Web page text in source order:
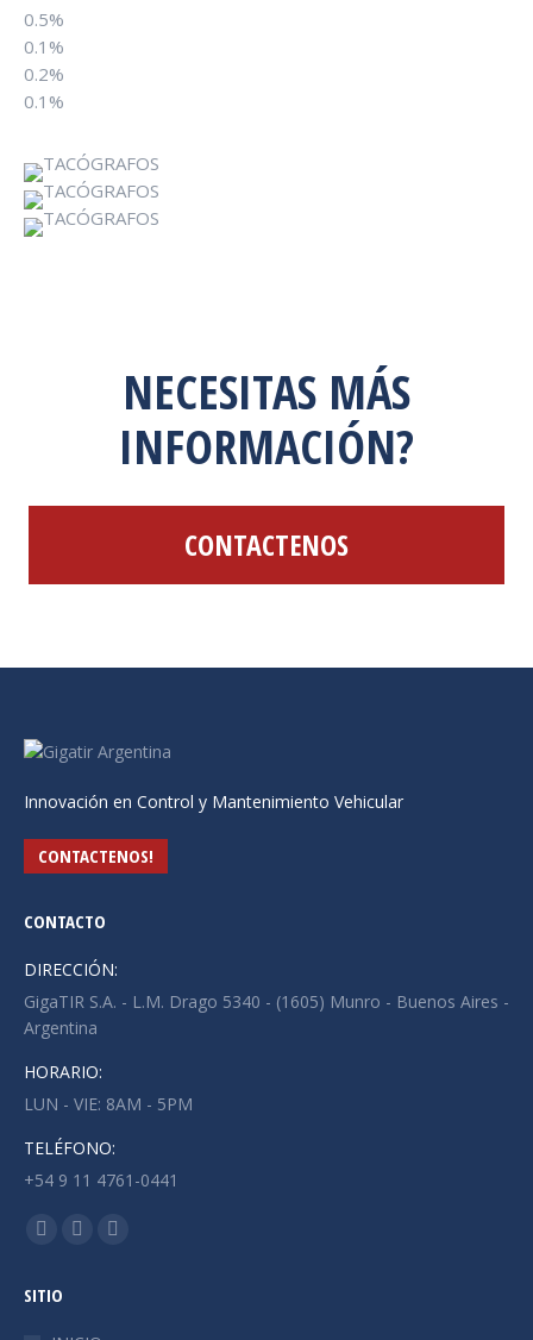
0.5%
0.1%
0.2%
0.1%
NECESITAS MÁS
INFORMACIÓN?
CONTACTENOS
Innovación en Control y Mantenimiento Vehicular
CONTACTENOS!
CONTACTO
DIRECCIÓN:
GigaTIR S.A. - L.M. Drago 5340 - (1605) Munro - Buenos Aires -
Argentina
HORARIO:
LUN - VIE: 8AM - 5PM
TELÉFONO:
+54 9 11 4761-0441
Find us on:
Facebook
opens
X
in
Instagram
SITIO